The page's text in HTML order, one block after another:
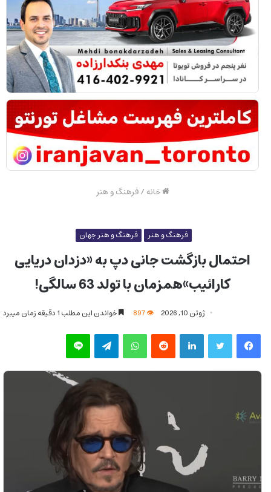
خانه/فرهنگ و هنر
فرهنگ و هنر فرهنگ و هنر جهان
احتمال بازگشت جانی دپ به «دزدان دریایی
کارائیب»همزمان با تولد 63 سالگی!
ژوئن 10, 2026 خواندن این مطلب 1 دقیقه زمان میبرد
فیس بوک توییتر لینکدین‫رددیت واتس آپ تلگرام لاین